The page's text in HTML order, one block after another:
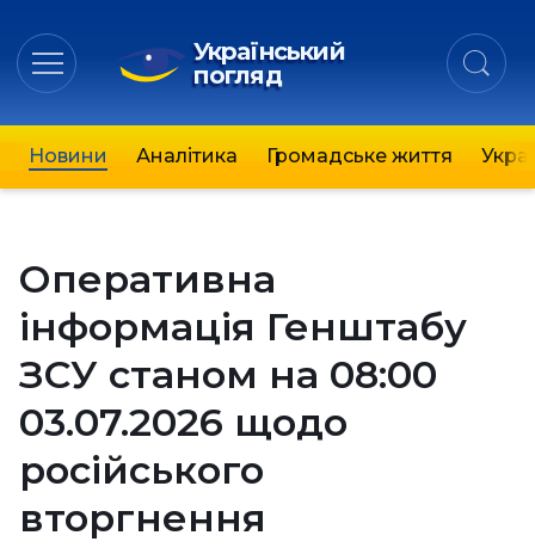
Український
погляд
Новини Аналітика Громадське життя
Оперативна
інформація Генштабу
ЗСУ станом на 08:00
03.07.2026 щодо
російського
вторгнення